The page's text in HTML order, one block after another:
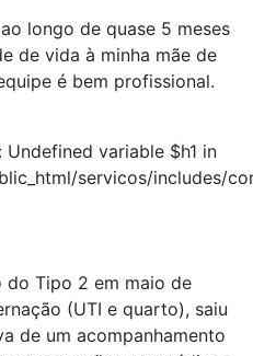
longo de quase 5 meses
de vida à minha mãe de
é bem profissional.
do Tipo 2 em maio de
(UTI e quarto), saiu
de um acompanhamento